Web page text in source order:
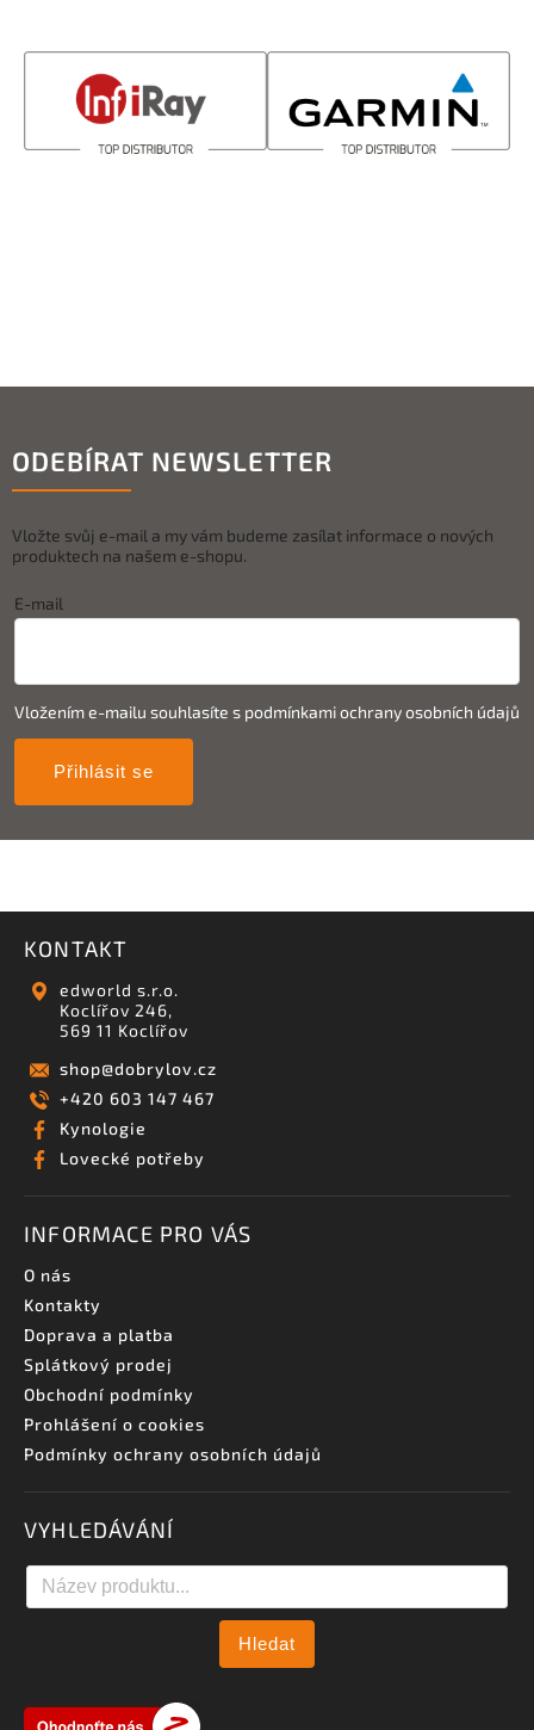
ODEBÍRAT NEWSLETTER
Vložte svůj e-mail a my vám budeme zasílat informace o nových
produktech na našem e-shopu.
E-mail
Vložením e-mailu souhlasíte s podmínkami ochrany osobních údajů
Přihlásit se
KONTAKT
edworld s.r.o.
Koclířov 246,
569 11 Koclířov
shop@dobrylov.cz
+420 603 147 467
Kynologie
Lovecké potřeby
INFORMACE PRO VÁS
O nás
Kontakty
Doprava a platba
Splátkový prodej
Obchodní podmínky
Prohlášení o cookies
Podmínky ochrany osobních údajů
VYHLEDÁVÁNÍ
Hledat